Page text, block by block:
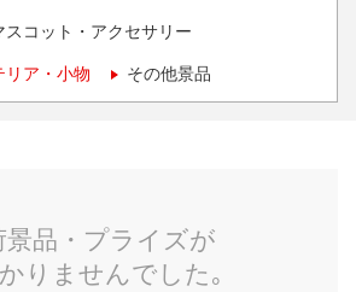
スコット・アクセサリー
リア・小物 その他景品